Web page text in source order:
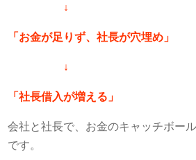
↓
「お金が足りず、社長が穴埋め」
↓
「社長借入が増える」
会社と社長で、お金のキャッチボー
です。